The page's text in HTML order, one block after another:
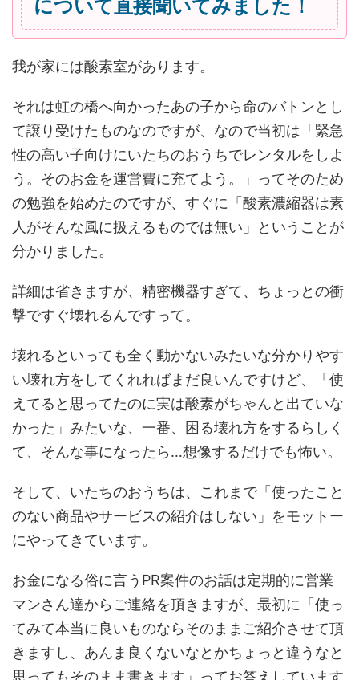
について直接聞いてみました！
我が家には酸素室があります。
それは虹の橋へ向かったあの子から命のバトンとし
て譲り受けたものなのですが、なので当初は「緊急
性の高い子向けにいたちのおうちでレンタルをしよ
う。そのお金を運営費に充てよう。」ってそのため
の勉強を始めたのですが、すぐに「酸素濃縮器は素
人がそんな風に扱えるものでは無い」ということが
分かりました。
詳細は省きますが、精密機器すぎて、ちょっとの衝
撃ですぐ壊れるんですって。
壊れるといっても全く動かないみたいな分かりやす
い壊れ方をしてくれればまだ良いんですけど、「使
えてると思ってたのに実は酸素がちゃんと出ていな
かった」みたいな、一番、困る壊れ方をするらしく
て、そんな事になったら…想像するだけでも怖い。
そして、いたちのおうちは、これまで「使ったこと
のない商品やサービスの紹介はしない」をモットー
にやってきています。
お金になる俗に言うPR案件のお話は定期的に営業
マンさん達からご連絡を頂きますが、最初に「使っ
てみて本当に良いものならそのままご紹介させて頂
きますし、あんま良くないなとかちょっと違うなと
思ってもそのまま書きます」ってお答えしています